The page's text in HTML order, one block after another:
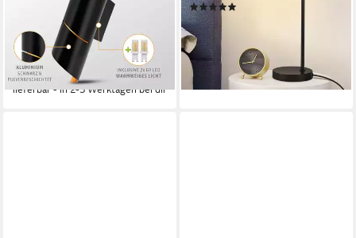
warmweiß, Warmweiß
Produktdatenblatt
119,95 € UVP199,95 €
(29,99 €/ 1 Stk)
-40%
lieferbar - in 2-3 Werktagen bei dir
42,99 €
-48%
lieferbar - in 2-3 Werktagen bei dir